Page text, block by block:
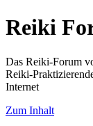
Reiki
Das Reiki-Forum
Reiki-
Internet
Zum Inhalt